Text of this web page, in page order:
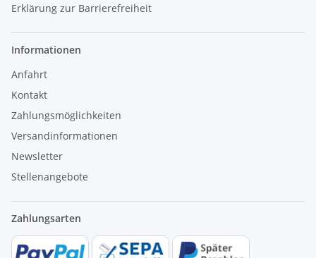
Erklärung zur Barrierefreiheit
Informationen
Anfahrt
Kontakt
Zahlungsmöglichkeiten
Versandinformationen
Newsletter
Stellenangebote
Zahlungsarten